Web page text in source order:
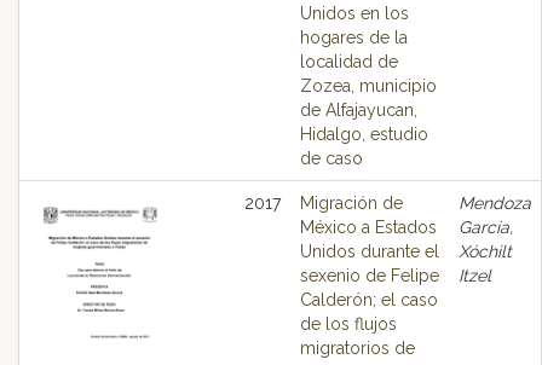
Unidos en los
hogares de la
localidad de
Zozea, municipio
de Alfajayucan,
Hidalgo, estudio
de caso
2017
Migración de
México a Estados
Unidos durante el
sexenio de Felipe
Calderón; el caso
de los flujos
migratorios de
Mendoza
García,
Xóchilt
Itzel